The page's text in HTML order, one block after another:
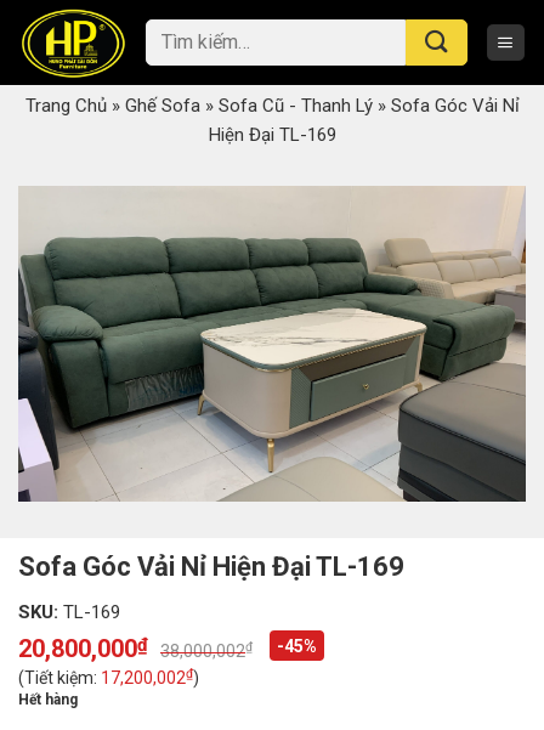
content
Tìm
kiếm:
Trang Chủ» Ghế Sofa» Sofa Cũ - Thanh Lý» Sofa Góc Vải Nỉ
Hiện Đại TL-169
Sofa Góc Vải Nỉ Hiện Đại TL-169
SKU: TL-169
38,000,002₫
Original
price
was:
38,000,002₫.
20,800,000₫
Current
price
is:
20,800,000₫.
-45%
(Tiết kiệm: 17,200,002₫)
Hết hàng